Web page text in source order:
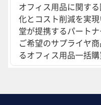
オフィス用品に関す
化とコスト削減を実
堂が提携するパート
ご希望のサプライヤ
るオフィス用品一括購